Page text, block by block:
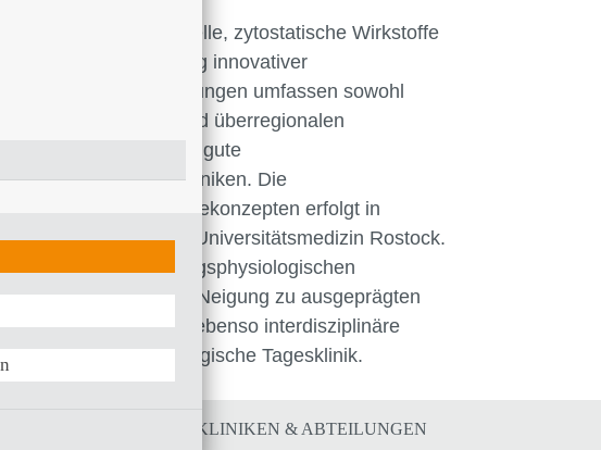
hormonelle, zytostatische Wirkstoffe
zur Festlegung innovativer
zu uns. Die Behandlungen umfassen sowohl
von regionalen und überregionalen
Es bestehen gute
Universitätskliniken. Die
multimodalen Therapiekonzepten erfolgt in
und Poliklinik der Universitätsmedizin Rostock.
zu gerinnungsphysiologischen
oder aber Neigung zu ausgeprägten
Die Klinik umfasst ebenso interdisziplinäre
onkologische Tagesklinik.
KLINIKEN & ABTEILUNGEN